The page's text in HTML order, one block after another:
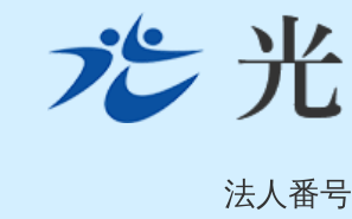
市
Hikari
法人番号